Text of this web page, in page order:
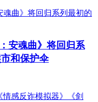
安魂曲》将回归系
和保护伞